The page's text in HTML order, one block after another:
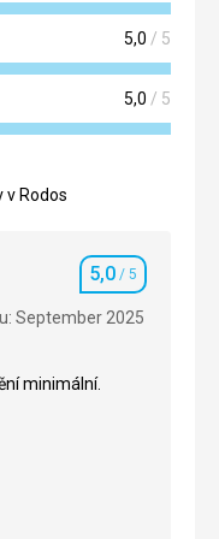
5,0 / 5
5,0 / 5
v Rodos
Hodnotenie
5,0 / 5
September 2025
minimální.
minimální.